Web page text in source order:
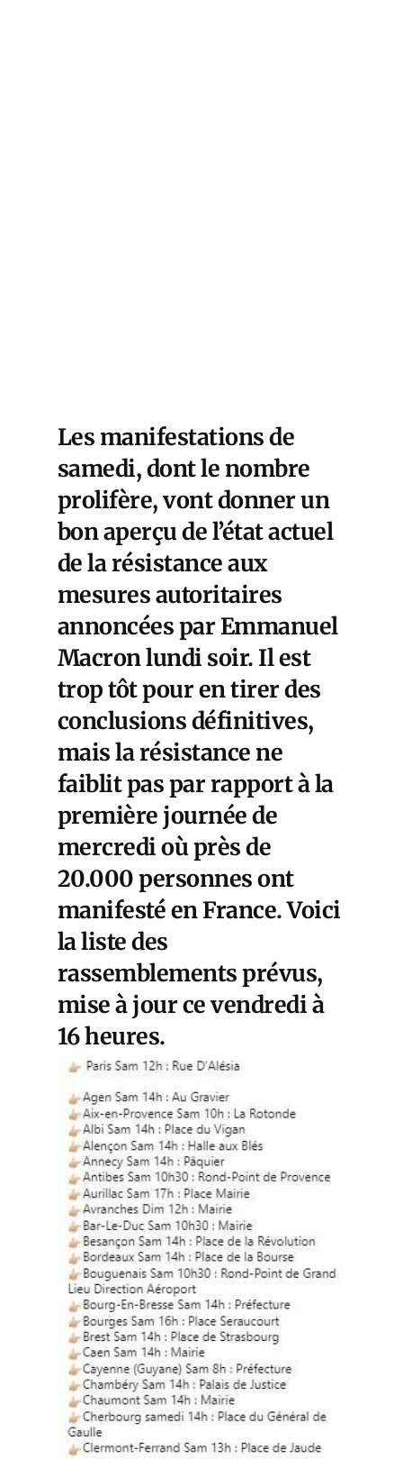
Les manifestations de
samedi, dont le nombre
prolifère, vont donner un
bon aperçu de l’état actuel
de la résistance aux
mesures autoritaires
annoncées par Emmanuel
Macron lundi soir. Il est
trop tôt pour en tirer des
conclusions définitives,
mais la résistance ne
faiblit pas par rapport à la
première journée de
mercredi où près de
20.000 personnes ont
manifesté en France. Voici
la liste des
rassemblements prévus,
mise à jour ce vendredi à
16 heures.